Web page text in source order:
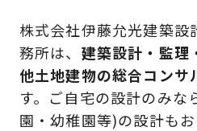
株式会社伊藤允光建築
務所は、 建築設計・監理
他土地建物の総合コンサ
す。ご自宅の設計のみな
園・幼稚園等)の設計も